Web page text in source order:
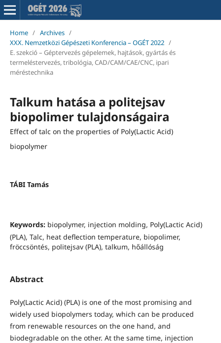
Home / Archives /
XXX. Nemzetközi Gépészeti Konferencia – OGÉT 2022 /
E. szekció – Géptervezés gépelemek, hajtások, gyártás és
termeléstervezés, tribológia, CAD/CAM/CAE/CNC, ipari
méréstechnika
Talkum hatása a politejsav
biopolimer tulajdonságaira
Effect of talc on the properties of Poly(Lactic Acid)
biopolymer
TÁBI Tamás
Keywords: biopolymer, injection molding, Poly(Lactic Acid)
(PLA), Talc, heat deflection temperature, biopolimer,
fröccsöntés, politejsav (PLA), talkum, hőállóság
Abstract
Poly(Lactic Acid) (PLA) is one of the most promising and
widely used biopolymers today, which can be produced
from renewable resources on the one hand, and
biodegradable on the other. At the same time, injection